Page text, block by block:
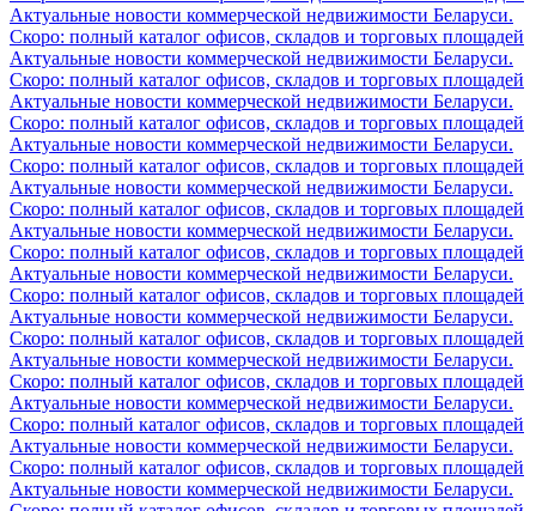
Актуальные новости коммерческой недвижимости Беларуси.
Скоро: полный каталог офисов, складов и торговых площадей
Актуальные новости коммерческой недвижимости Беларуси.
Скоро: полный каталог офисов, складов и торговых площадей
Актуальные новости коммерческой недвижимости Беларуси.
Скоро: полный каталог офисов, складов и торговых площадей
Актуальные новости коммерческой недвижимости Беларуси.
Скоро: полный каталог офисов, складов и торговых площадей
Актуальные новости коммерческой недвижимости Беларуси.
Скоро: полный каталог офисов, складов и торговых площадей
Актуальные новости коммерческой недвижимости Беларуси.
Скоро: полный каталог офисов, складов и торговых площадей
Актуальные новости коммерческой недвижимости Беларуси.
Скоро: полный каталог офисов, складов и торговых площадей
Актуальные новости коммерческой недвижимости Беларуси.
Скоро: полный каталог офисов, складов и торговых площадей
Актуальные новости коммерческой недвижимости Беларуси.
Скоро: полный каталог офисов, складов и торговых площадей
Актуальные новости коммерческой недвижимости Беларуси.
Скоро: полный каталог офисов, складов и торговых площадей
Актуальные новости коммерческой недвижимости Беларуси.
Скоро: полный каталог офисов, складов и торговых площадей
Актуальные новости коммерческой недвижимости Беларуси.